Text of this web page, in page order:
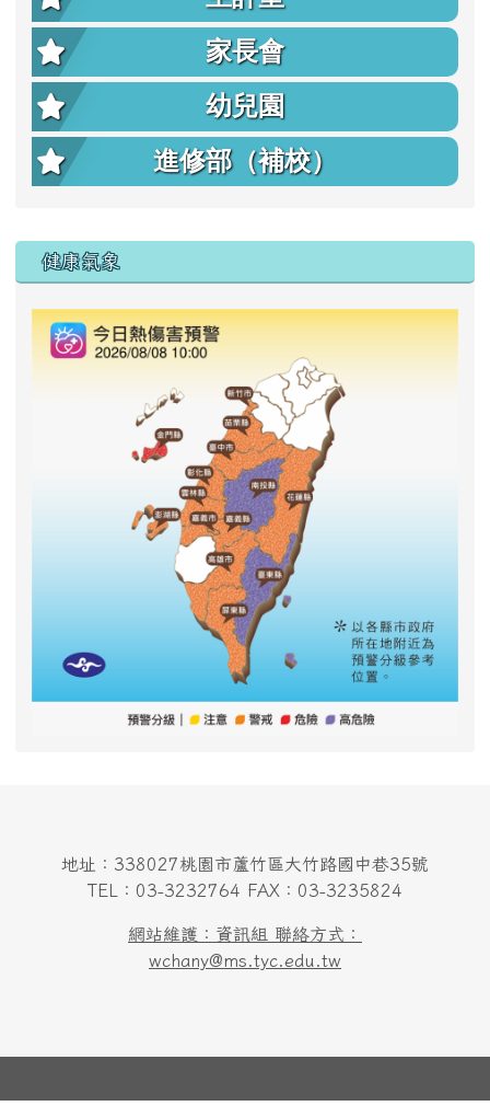
家長會
幼兒園
進修部（補校）
右邊區域內容
健康氣象
地址：338027桃園市蘆竹區大竹路國中巷35號
TEL：03-3232764 FAX：03-3235824
網站維護：資訊組 聯絡方式：
wchany@ms.tyc.edu.tw